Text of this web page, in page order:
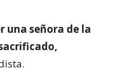
una señora de la